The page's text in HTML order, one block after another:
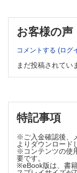
（三井田 孝）
話題
（桑原博道・田
改訂となった『
引き2025年版
先輩に学ぶ！微
4．培養検査
（金澤雄大）
臨床検査技師の
【新連載】
お客様の声
コメントする (ログ
まだ投稿されてい
特記事項
※ご入金確認後、
よりダウンロード
※コンテンツの使
要です。
※eBook版は、書